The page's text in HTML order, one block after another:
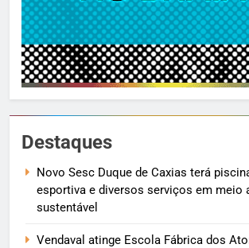
Destaques
Novo Sesc Duque de Caxias terá
esportiva e diversos serviços em meio
sustentável
Vendaval atinge Escola Fábrica dos